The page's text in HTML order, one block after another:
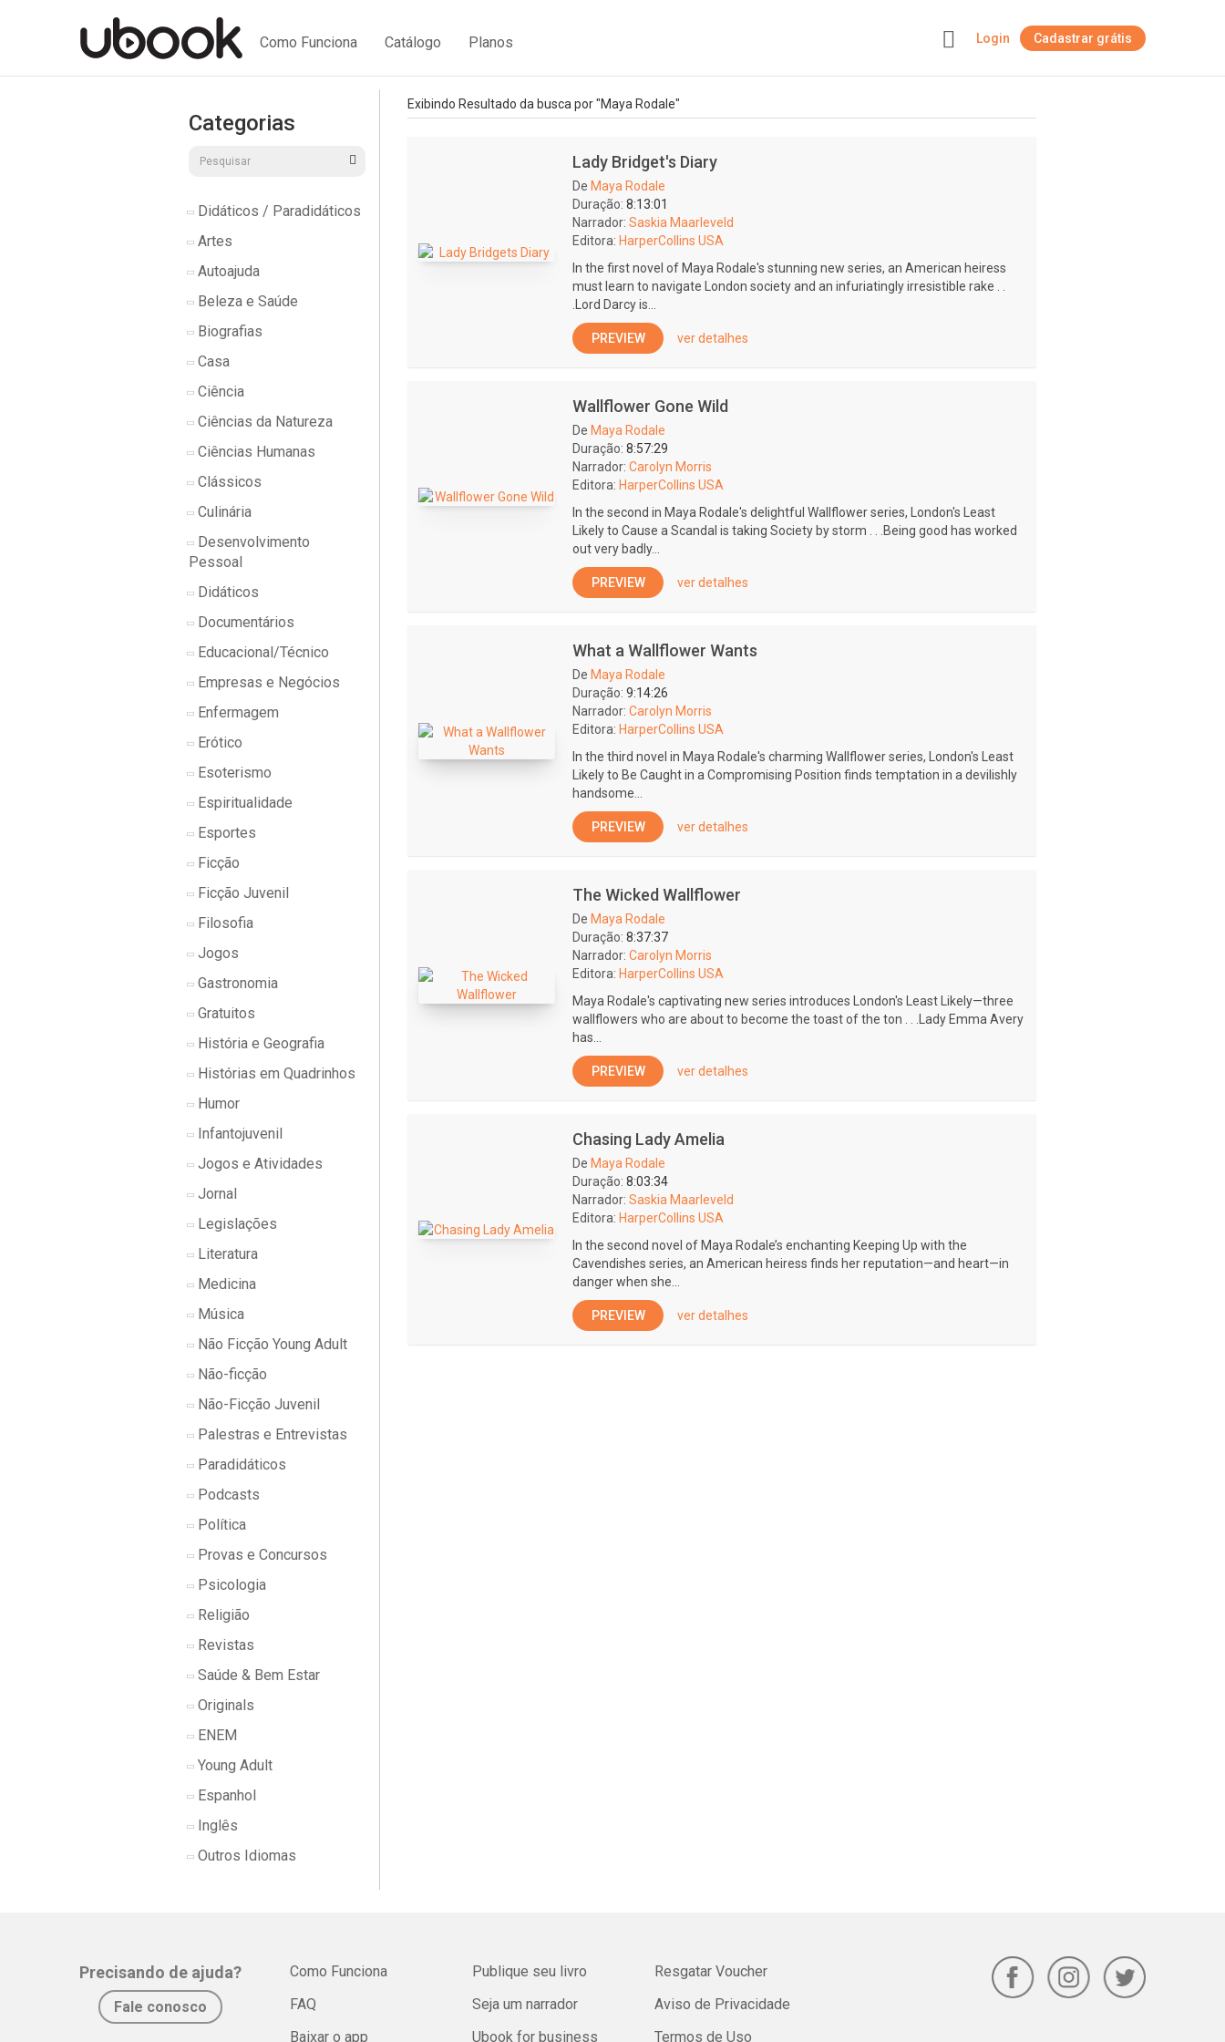
Como Funciona Catálogo Planos Login Cadastrar grátis
Categorias
Didáticos / Paradidáticos
Artes
Autoajuda
Beleza e Saúde
Biografias
Casa
Ciência
Ciências da Natureza
Ciências Humanas
Clássicos
Culinária
Desenvolvimento
Pessoal
Didáticos
Documentários
Educacional/Técnico
Empresas e Negócios
Enfermagem
Erótico
Esoterismo
Espiritualidade
Esportes
Ficção
Ficção Juvenil
Filosofia
Jogos
Gastronomia
Gratuitos
História e Geografia
Histórias em Quadrinhos
Humor
Infantojuvenil
Jogos e Atividades
Jornal
Legislações
Literatura
Medicina
Música
Não Ficção Young Adult
Não-ficção
Não-Ficção Juvenil
Palestras e Entrevistas
Paradidáticos
Podcasts
Política
Provas e Concursos
Psicologia
Religião
Revistas
Saúde & Bem Estar
Originals
ENEM
Young Adult
Espanhol
Inglês
Outros Idiomas
Exibindo Resultado da busca por "Maya Rodale"
Lady Bridget's Diary
De Maya Rodale
Duração: 8:13:01
Narrador: Saskia Maarleveld
Editora: HarperCollins USA
In the first novel of Maya Rodale's stunning new series, an American heiress
must learn to navigate London society and an infuriatingly irresistible rake . .
.Lord Darcy is...
PREVIEW ver detalhes
Wallflower Gone Wild
De Maya Rodale
Duração: 8:57:29
Narrador: Carolyn Morris
Editora: HarperCollins USA
In the second in Maya Rodale's delightful Wallflower series, London's Least
Likely to Cause a Scandal is taking Society by storm . . .Being good has worked
out very badly...
PREVIEW ver detalhes
What a Wallflower Wants
De Maya Rodale
Duração: 9:14:26
Narrador: Carolyn Morris
Editora: HarperCollins USA
In the third novel in Maya Rodale's charming Wallflower series, London's Least
Likely to Be Caught in a Compromising Position finds temptation in a devilishly
handsome...
PREVIEW ver detalhes
The Wicked Wallflower
De Maya Rodale
Duração: 8:37:37
Narrador: Carolyn Morris
Editora: HarperCollins USA
Maya Rodale's captivating new series introduces London's Least Likely—three
wallflowers who are about to become the toast of the ton . . .Lady Emma Avery
has...
PREVIEW ver detalhes
Chasing Lady Amelia
De Maya Rodale
Duração: 8:03:34
Narrador: Saskia Maarleveld
Editora: HarperCollins USA
In the second novel of Maya Rodale’s enchanting Keeping Up with the
Cavendishes series, an American heiress finds her reputation—and heart—in
danger when she...
PREVIEW ver detalhes
Precisando de ajuda?
Fale conosco
Como Funciona
FAQ
Baixar o app
Publique seu livro
Seja um narrador
Ubook for business
Resgatar Voucher
Aviso de Privacidade
Termos de Uso